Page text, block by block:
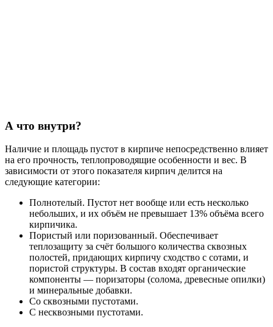
А что внутри?
Наличие и площадь пустот в кирпиче непосредственно влияет
на его прочность, теплопроводящие особенности и вес. В
зависимости от этого показателя кирпич делится на
следующие категории:
Полнотелый. Пустот нет вообще или есть несколько
небольших, и их объём не превышает 13% объёма всего
кирпичика.
Пористый или поризованный. Обеспечивает
теплозащиту за счёт большого количества сквозных
полостей, придающих кирпичу сходство с сотами, и
пористой структуры. В состав входят органические
компоненты ― поризаторы (солома, древесные опилки)
и минеральные добавки.
Со сквозными пустотами.
С несквозными пустотами.